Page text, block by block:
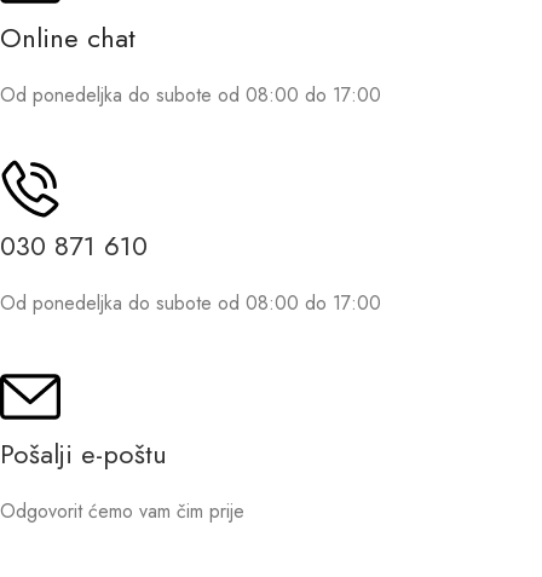
Online chat
Od ponedeljka do subote od 08:00 do 17:00
030 871 610
Od ponedeljka do subote od 08:00 do 17:00
Pošalji e-poštu
Odgovorit ćemo vam čim prije